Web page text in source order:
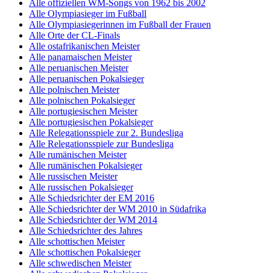
Alle offiziellen WM-Songs von 1962 bis 2002
Alle Olympiasieger im Fußball
Alle Olympiasiegerinnen im Fußball der Frauen
Alle Orte der CL-Finals
Alle ostafrikanischen Meister
Alle panamaischen Meister
Alle peruanischen Meister
Alle peruanischen Pokalsieger
Alle polnischen Meister
Alle polnischen Pokalsieger
Alle portugiesischen Meister
Alle portugiesischen Pokalsieger
Alle Relegationsspiele zur 2. Bundesliga
Alle Relegationsspiele zur Bundesliga
Alle rumänischen Meister
Alle rumänischen Pokalsieger
Alle russischen Meister
Alle russischen Pokalsieger
Alle Schiedsrichter der EM 2016
Alle Schiedsrichter der WM 2010 in Südafrika
Alle Schiedsrichter der WM 2014
Alle Schiedsrichter des Jahres
Alle schottischen Meister
Alle schottischen Pokalsieger
Alle schwedischen Meister